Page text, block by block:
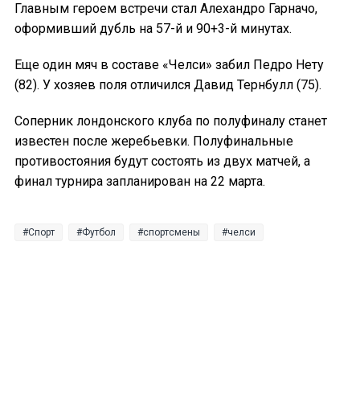
Главным героем встречи стал Алехандро Гарначо,
оформивший дубль на 57-й и 90+3-й минутах.
Еще один мяч в составе «Челси» забил Педро Нету
(82). У хозяев поля отличился Давид Тернбулл (75).
Соперник лондонского клуба по полуфиналу станет
известен после жеребьевки. Полуфинальные
противостояния будут состоять из двух матчей, а
финал турнира запланирован на 22 марта.
Спорт Футбол спортсмены челси